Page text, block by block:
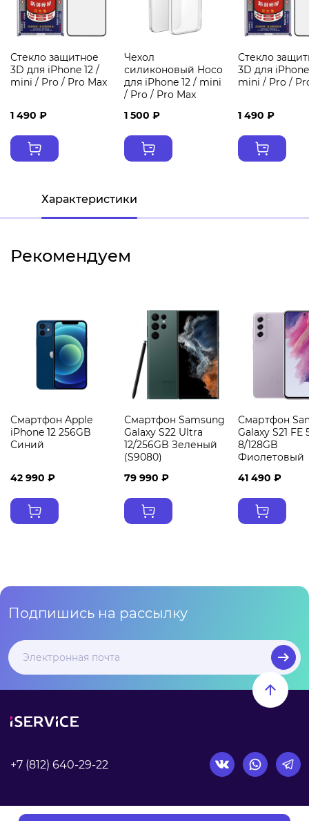
Стекло защитное
3D для iPhone 12 /
mini / Pro / Pro Max
1 490 ₽
Чехол
силиконовый Hoco
для iPhone 12 / mini
/ Pro / Pro Max
1 500 ₽
Стекло
3D для
mini / Pro /
1 490 ₽
Характеристики
Рекомендуем
Смартфон Apple
iPhone 12 256GB
Синий
42 990 ₽
Смартфон Samsung
Galaxy S22 Ultra
12/256GB Зеленый
(S9080)
79 990 ₽
Смартфон
Galaxy S21 FE
8/128GB
Фиолетовый
41 490 ₽
Подпишись на рассылку
+7 (812) 640-29-22
Согласие на обработку персональных данных